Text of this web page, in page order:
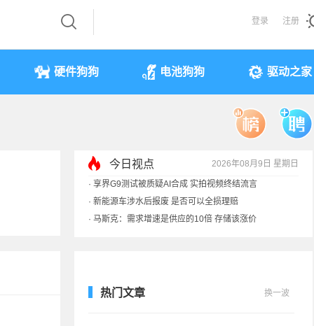
登录 注册
硬件狗狗 电池狗狗 驱动之家
今日视点 2026年08月9日 星期日
· iPhone 17本月或调价：苹果供应链减产30%
· 享界G9测试被质疑AI合成 实拍视频终结流言
· 新能源车涉水后报废 是否可以全损理赔
热门文章 换一波